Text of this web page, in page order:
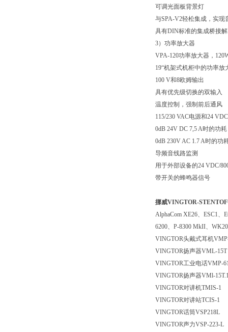
可调光面板背景灯
与SPA-V2轻松集成，实现
具有DIN标准的集成桥接
3）功率放大器
VPA-120功率放大器，
19“机架式机柜中的功率放
100 V和8欧姆输出
具有优先级切换的双输入
温度控制，强制前后通风
115/230 VAC电源和24 VDC
0dB 24V DC 7,5 A时的功耗
0dB 230V AC 1.7 A时的功
导频音线路监测
用于外部设备的24 VDC/
带开关的蜂鸣器信号
挪威VINGTOR-
AlphaCom XE26、 ESC1、
6200、 P-8300 MkII、 WK20
VINGTOR头戴式耳机
VINGTOR扬声器VML-15T
VINGTOR工业电话VMP-
VINGTOR扬声器VMl-
VINGTOR对讲机TMIS-1
VINGTOR对讲站TCIS-1
VINGTOR话筒VSP218L
VINGTOR声力VSP-223-L